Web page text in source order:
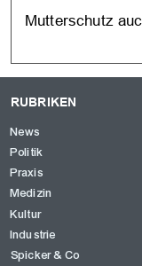
Mutterschutz
RUBRIKEN
News
Politik
Praxis
Medizin
Kultur
Industrie
Spicker & Co